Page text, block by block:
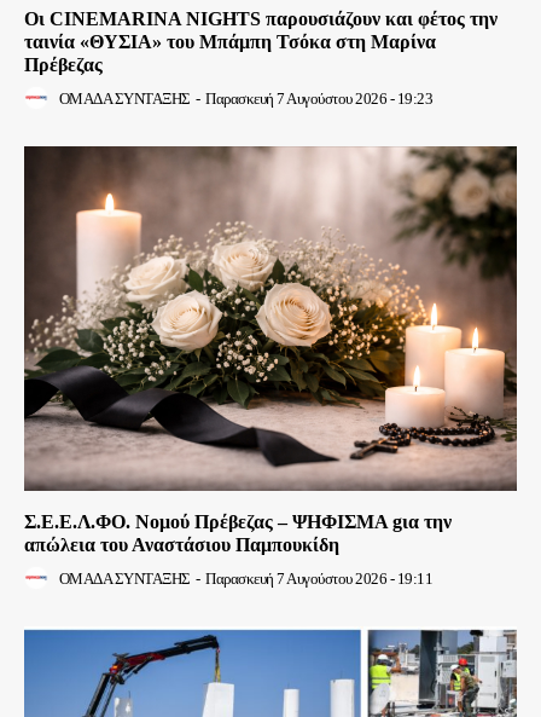
Οι CINEMARINA NIGHTS παρουσιάζουν και φέτος την
ταινία «ΘΥΣΙΑ» του Μπάμπη Τσόκα στη Μαρίνα
Πρέβεζας
ΟΜΑΔΑ ΣΥΝΤΑΞΗΣ - Παρασκευή 7 Αυγούστου 2026 - 19:23
Σ.Ε.Ε.Λ.ΦΟ. Νομού Πρέβεζας – ΨΗΦΙΣΜΑ gια την
απώλεια του Αναστάσιου Παμπουκίδη
ΟΜΑΔΑ ΣΥΝΤΑΞΗΣ - Παρασκευή 7 Αυγούστου 2026 - 19:11